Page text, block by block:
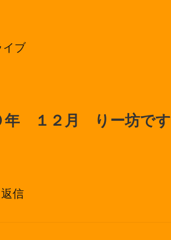
イブ
年 １２月 りー坊です
返信